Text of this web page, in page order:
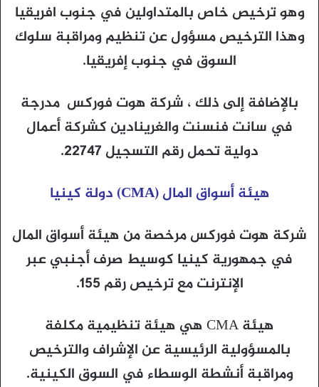
وهو ترخيص خاص بالمتداولين في جنوب افريقيا
وهذا الترخيص مسؤول عن تنظيم ومراقبة سلوك
السوق في جنوب إفريقيا.
بالإضافة إلى ذلك ، شركة هوت فوركس مدرجة
في سانت فنسنت والغرينادين كشركة أعمال
دولية تحمل رقم التسجيل 22747.
هيئة أسواق المال (CMA) دولة كينيا
شركة هوت فوركس مرخصة من هيئة أسواق المال
في جمهورية كينيا كوسيط صرف أجنبي عبر
الإنترنت مع ترخيص رقم 155.
هيئة CMA هي هيئة تنظيمية مكلفة
بالمسؤولية الرئيسية عن الإشراف والترخيص
ومراقبة أنشطة الوسطاء في السوق الكينية.